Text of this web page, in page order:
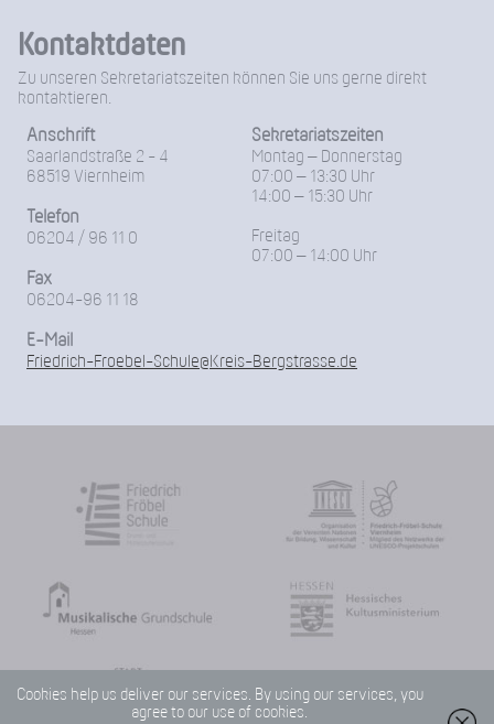
Kontaktdaten
Zu unseren Sekretariatszeiten können Sie uns gerne direkt
kontaktieren.
Anschrift
Saarlandstraße 2 - 4
68519 Viernheim
Telefon
06204 / 96 11 0
Fax
06204-96 11 18
Sekretariatszeiten
Montag – Donnerstag
07:00 – 13:30 Uhr
14:00 – 15:30 Uhr
Freitag
07:00 – 14:00 Uhr
E-Mail
Friedrich-Froebel-Schule@Kreis-Bergstrasse.de
Cookies help us deliver our services. By using our services, you
agree to our use of cookies.